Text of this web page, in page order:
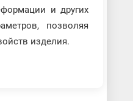
и других
позволяя
изделия.